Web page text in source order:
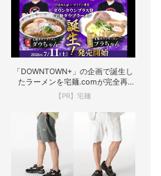
「DOWNTOWN+」の企画で誕生し
たラーメンを宅麺.comが完全再
現！
【PR】宅麺